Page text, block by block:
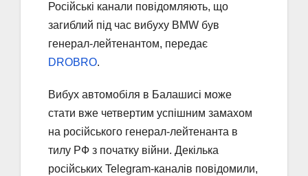
Російські канали повідомляють, що
загиблий під час вибуху BMW був
генерал-лейтенантом, передає
DROBRO.
Вибух автомобіля в Балашиcі може
стати вже четвертим успішним замахом
на російського генерал-лейтенанта в
тилу РФ з початку війни. Декілька
російських Telegram-каналів повідомили,